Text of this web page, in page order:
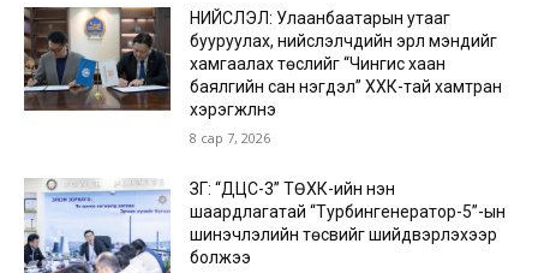
НИЙСЛЭЛ: Улаанбаатарын утааг
бууруулах, нийслэлчүүдийн эрүүл мэндийг
хамгаалах төслийг “Чингис хаан
баялгийн сан нэгдэл” ХХК-тай хамтран
хэрэгжүүлнэ
8 сар 7, 2026
ЗГ: “ДЦС-3” ТӨХК-ийн нэн
шаардлагатай “Турбингенератор-5”-ын
шинэчлэлийн төсвийг шийдвэрлэхээр
болжээ